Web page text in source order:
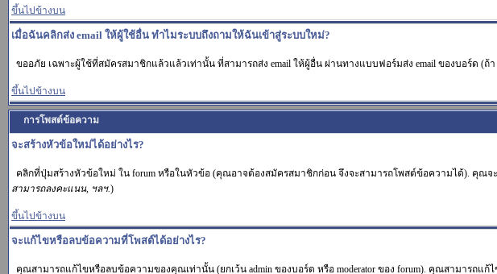
ขึ้นไปข้างบน
เมื่อฉันคลิกส่ง email ให้ผู้ใช้อื่น ทำไมระบบถึงถามให้ฉันเข้าสู่ระบบใหม่?
ขออภัย เฉพาะผู้ใช้ที่สมัครสมาชิกแล้วแล้วเท่านั้น ที่สามารถส่ง email ให้ผู้อื่น ผ่านทางแบบฟอร์มส่ง email ของบอร์ด (
ขึ้นไปข้างบน
การโพสต์ข้อความ
จะสร้างหัวข้อใหม่ได้อย่างไร?
คลิกที่ปุ่มสร้างหัวข้อใหม่ ใน forum หรือในหัวข้อ (คุณอาจต้องสมัครสมาชิกก่อน จึงจะสามารถโพสต์ข้อความได้). คุ
สามารถลงคะแนน, ฯลฯ.)
ขึ้นไปข้างบน
จะแก้ไขหรือลบข้อความที่โพสต์ได้อย่างไร?
คุณสามารถแก้ไขหรือลบข้อความของคุณเท่านั้น (ยกเว้น admin ของบอร์ด หรือ moderator ของ forum). คุณสามารถ